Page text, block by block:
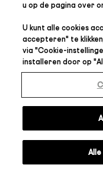
u op de pagina over
U kunt alle cookies
accepteren" te
via "Cookie-
installeren door op "